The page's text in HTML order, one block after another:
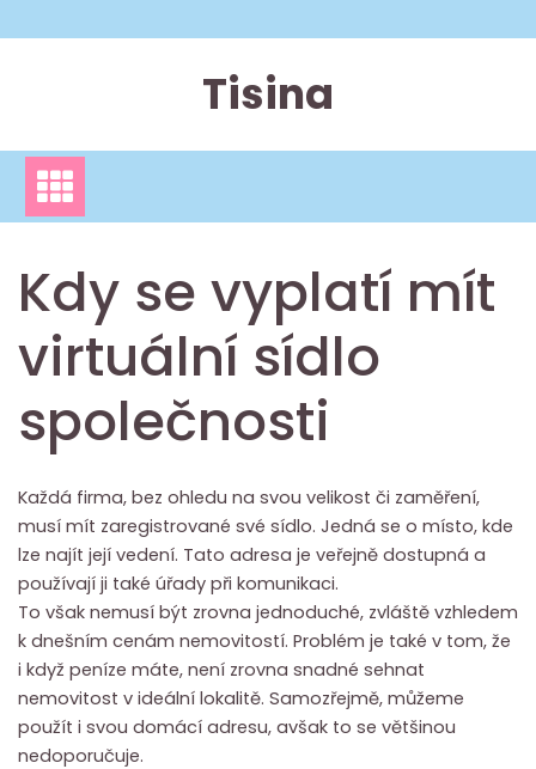
to
Tisina
Kdy se vyplatí mít
virtuální sídlo
společnosti
Každá firma, bez ohledu na svou velikost či zaměření,
musí mít zaregistrované své sídlo. Jedná se o místo, kde
lze najít její vedení. Tato adresa je veřejně dostupná a
používají ji také úřady při komunikaci.
To však nemusí být zrovna jednoduché, zvláště vzhledem
k dnešním cenám nemovitostí. Problém je také v tom, že
i když peníze máte, není zrovna snadné sehnat
nemovitost v ideální lokalitě. Samozřejmě, můžeme
použít i svou domácí adresu, avšak to se většinou
nedoporučuje.